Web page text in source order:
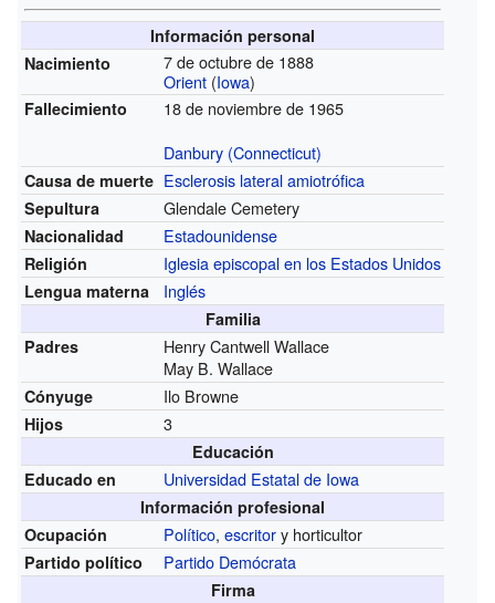
Información personal
Nacimiento
7 de octubre de 1888
Orient (Iowa)
Fallecimiento
18 de noviembre de 1965
Danbury (Connecticut)
Causa de muerte Esclerosis lateral amiotrófica
Sepultura Glendale Cemetery
Nacionalidad Estadounidense
Religión Iglesia episcopal en los Estados Unidos
Lengua materna Inglés
Familia
Padres
Henry Cantwell Wallace
May B. Wallace
Cónyuge Ilo Browne
Hijos 3
Educación
Educado en
Universidad Estatal de Iowa
Información profesional
Ocupación
Político,escritory horticultor
Partido político Partido Demócrata
Firma